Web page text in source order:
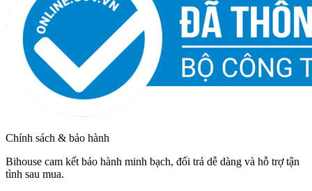
Chính sách & bảo hành
Bihouse cam kết bảo hành minh bạch, đổi trả dễ dàng và hỗ trợ tận
tình sau mua.